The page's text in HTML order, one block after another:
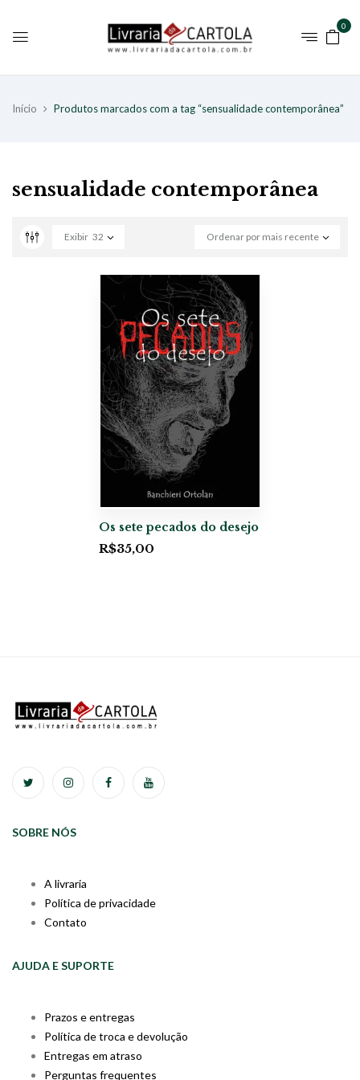
0
Início Produtos marcados com a tag “sensualidade contemporânea”
sensualidade contemporânea
Ordenar por mais recente
Exibir 32
Os sete pecados do desejo
R$35,00
SOBRE NÓS
A livraria
Política de privacidade
Contato
AJUDA E SUPORTE
Prazos e entregas
Política de troca e devolução
Entregas em atraso
Perguntas frequentes